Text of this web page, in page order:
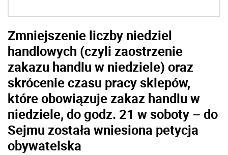
Zmniejszenie liczby niedziel
handlowych (czyli zaostrzenie
zakazu handlu w niedziele) oraz
skrócenie czasu pracy sklepów,
które obowiązuje zakaz handlu w
niedziele, do godz. 21 w soboty – do
Sejmu została wniesiona petycja
obywatelska